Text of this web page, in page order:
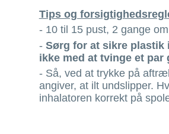
Tips og
- 10 til 15 pust, 2 gange
- Sørg for at sikre plastik
ikke med at tvinge et par
- Så, ved at trykke på
angiver, at ilt undslipper.
inhalatoren korrekt på